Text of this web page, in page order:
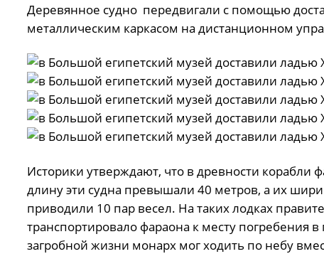
Деревянное судно передвигали с помощью
металлическим каркасом на дистанционном
Историки утверждают, что в древности корабли
длину эти судна превышали 40 метров, а их
приводили 10 пар весел. На таких лодках
транспортировало фараона к месту погребения
загробной жизни монарх мог ходить по небу